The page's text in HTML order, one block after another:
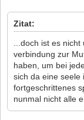
Zitat:
...doch ist es
verbindung zur
haben, um bei
sich da eine seele
fortgeschrittenes
nunmal nicht alle